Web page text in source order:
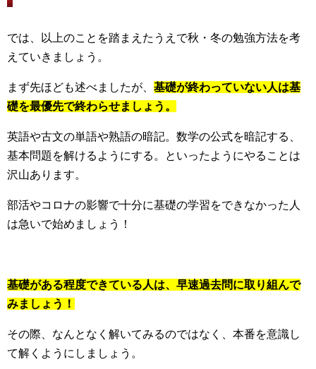
では、以上のことを踏まえたうえで秋・冬の勉強方法を考
えていきましょう。
まず先ほども述べましたが、 基礎が終わっていない人は基
礎を最優先で終わらせましょう。
英語や古文の単語や熟語の暗記。数学の公式を暗記する、
基本問題を解けるようにする。といったようにやることは
沢山あります。
部活やコロナの影響で十分に基礎の学習をできなかった人
は急いで始めましょう！
基礎がある程度できている人は、早速過去問に取り組んで
みましょう！
その際、なんとなく解いてみるのではなく、本番を意識し
て解くようにしましょう。